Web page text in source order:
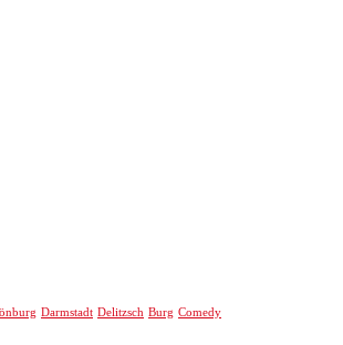
Darmstadt Delitzsch Burg Comedy